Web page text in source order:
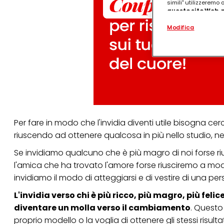
Per fare in modo che l'invidia diventi utile bisogna
riuscendo ad ottenere qualcosa in più nello studio,
Se invidiamo qualcuno che è più magro di noi forse
l'amica che ha trovato l'amore forse riusciremo a
invidiamo il modo di atteggiarsi e di vestire di una
L'invidia verso chi è più ricco, più magro, più
diventare un molla verso il cambiamento.
proprio modello o la voglia di ottenere gli stessi
simili" utilizzeremo
questo sito
.
(rispettivamente
terzi, conservare
identificati) su
misurare e
Puoi trovare
qualsiasi momento
periodo di
"modifica" di seguito".
per uno o più degli
tuoi dati personali
Modifica